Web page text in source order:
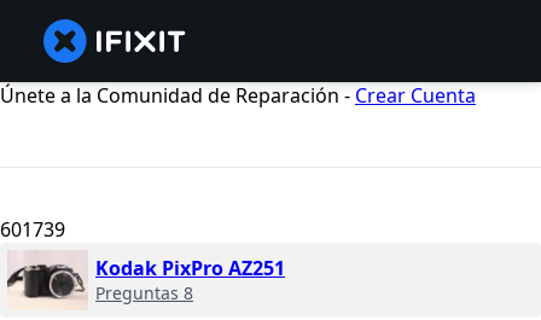
Únete a la Comunidad de Reparación - Crear Cuenta
601739
Kodak PixPro AZ251
Preguntas 8